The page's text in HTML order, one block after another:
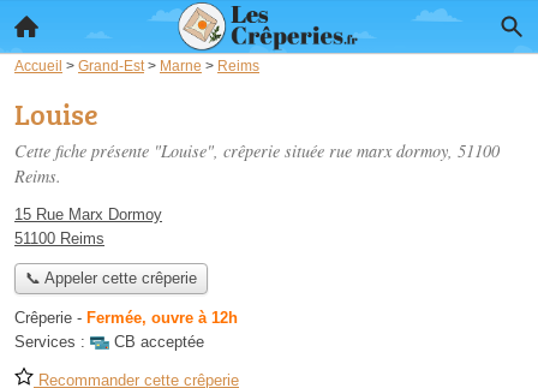
Accueil > Grand-Est > Marne > Reims
Louise
Cette fiche présente "Louise", crêperie située rue marx dormoy, 51100
Reims.
15 Rue Marx Dormoy
51100 Reims
📞 Appeler cette crêperie
Crêperie - Fermée, ouvre à 12h
Services :
CB acceptée
Recommander cette crêperie